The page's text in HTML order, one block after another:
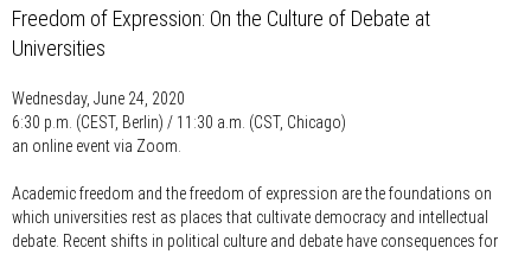
Freedom of Expression: On the Culture of Debate at
Universities
Wednesday, June 24, 2020
6:30 p.m. (CEST, Berlin) / 11:30 a.m. (CST, Chicago)
an online event via Zoom.
Academic freedom and the freedom of expression are the foundations on
which universities rest as places that cultivate democracy and intellectual
debate. Recent shifts in political culture and debate have consequences for